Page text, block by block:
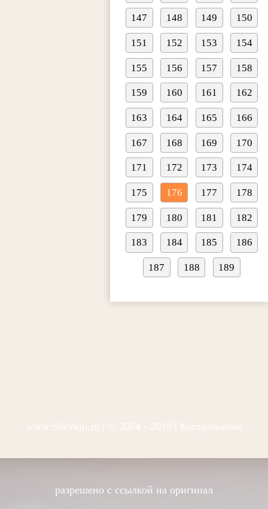
147 148 149 150
151 152 153 154
155 156 157 158
159 160 161 162
163 164 165 166
167 168 169 170
171 172 173 174
175 176 177 178
179 180 181 182
183 184 185 186
187 188 189
www.Shevkin.ru | © 2004 - 2019 | Копирование
разрешено с ссылкой на оригинал